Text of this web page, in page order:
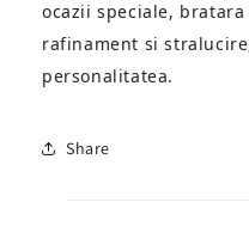
ocazii speciale,
rafinament si
personalitatea.
Share